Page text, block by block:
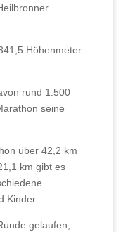
Höhenmeter
rund 1.500
seine
über 42,2 km
km gibt es
Kinder.
gelaufen,